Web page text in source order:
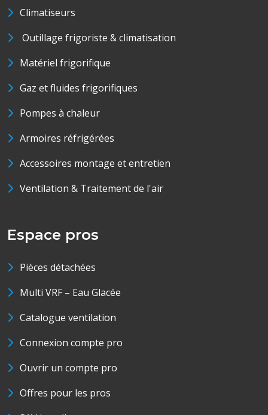
Climatiseurs
Outillage frigoriste & climatisation
Matériel frigorifique
Gaz et fluides frigorifiques
Pompes à chaleur
Armoires réfrigérées
Accessoires montage et entretien
Ventilation & Traitement de l'air
Espace pros
Pièces détachées
Multi VRF – Eau Glacée
Catalogue ventilation
Connexion compte pro
Ouvrir un compte pro
Offres pour les pros